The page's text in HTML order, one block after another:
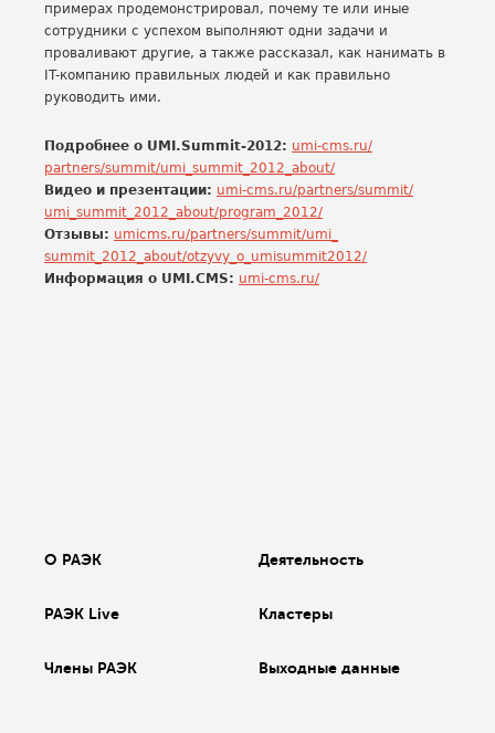
примерах продемонстрировал, почему те или иные
сотрудники с успехом выполняют одни задачи и
проваливают другие, а также рассказал, как нанимать в
IT-компанию правильных людей и как правильно
руководить ими.
Подробнее о UMI.Summit-2012: umi-cms.ru/
partners/summit/umi_summit_ 2012_about/
Видео и презентации: umi-cms.ru/partners/summit/
umi_summit_2012_about/program_ 2012/
Отзывы: umicms.ru/partners/summit/umi_
summit_2012_about/otzyvy_o_ umisummit2012/
Информация о UMI.CMS: umi-cms.ru/
О РАЭК Деятельность
РАЭК Live Кластеры
Члены РАЭК Выходные данные